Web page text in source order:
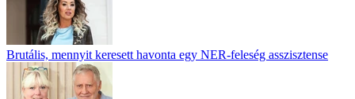
Brutális, mennyit keresett havonta egy NER-feleség asszisztense